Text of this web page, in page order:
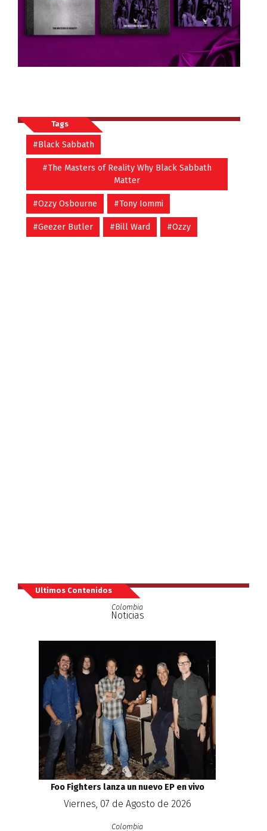
Tags
#Black Sabbath
#The Masters of Reality Why Black Sabbath
Matter
#Ozzy Osbourne #Tony Iommi
#Geezer Butler #Bill Ward #Ozzy
Ultimos Contenidos
Colombia
Noticias
Foo Fighters lanza un nuevo EP en vivo
Viernes, 07 de Agosto de 2026
Colombia